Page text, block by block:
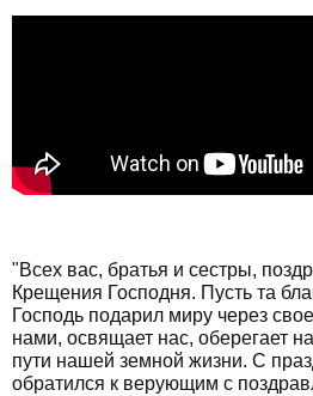
"Всех вас, братья и сестры,
Крещения Господня. Пусть та
Господь подарил миру через
нами, освящает нас, оберегает
пути нашей земной жизни. С
обратился к верующим с